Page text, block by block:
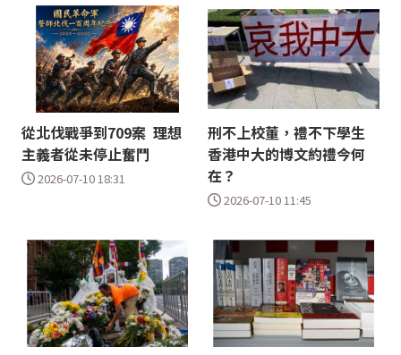
從北伐戰爭到709案 理想
主義者從未停止奮鬥
2026-07-10 18:31
刑不上校董，禮不下學生
香港中大的博文約禮今何
在？
2026-07-10 11:45